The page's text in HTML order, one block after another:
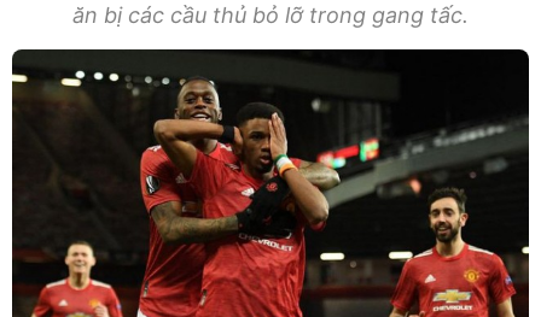
ăn bị các cầu thủ bỏ lỡ trong gang tấc.